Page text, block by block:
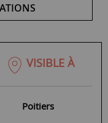
VISIBLE À
Poitiers